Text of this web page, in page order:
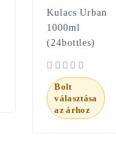
Kulacs Urban
1000ml
(24bottles)
Bolt
választása
az árhoz